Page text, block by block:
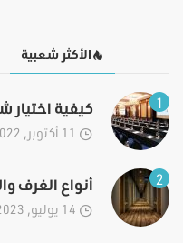
الأكثر شعبية
1 كيفية اختيار
2 أنواع الغرف